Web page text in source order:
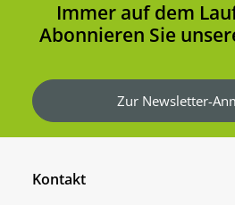
Immer auf dem
Abonnieren Sie
Zur Newsletter-
Kontakt